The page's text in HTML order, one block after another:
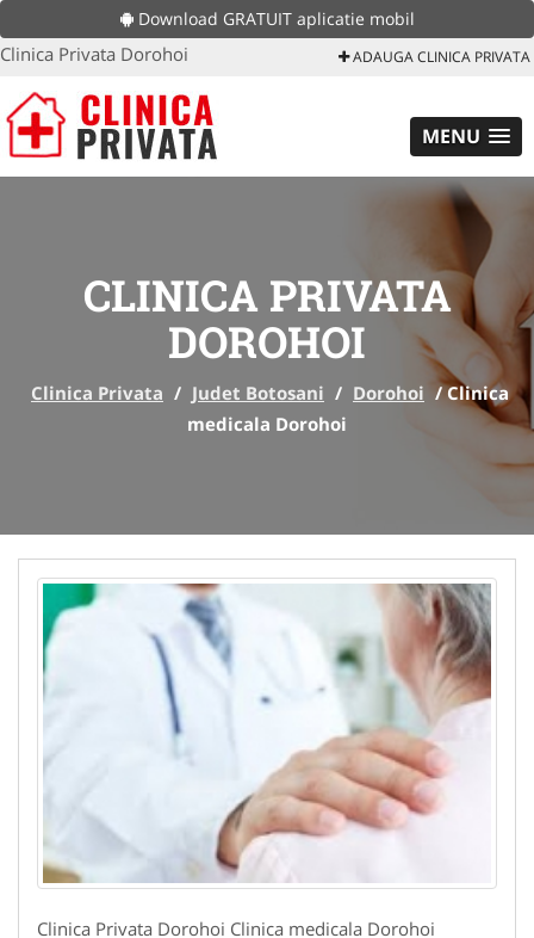
Download GRATUIT aplicatie mobil
Clinica Privata Dorohoi ADAUGA CLINICA PRIVATA
MENU
CLINICA PRIVATA
DOROHOI
Clinica Privata / Judet Botosani / Dorohoi /Clinica
medicala Dorohoi
Clinica Privata Dorohoi Clinica medicala Dorohoi